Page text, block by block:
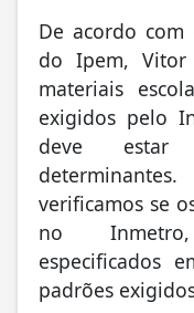
De acordo
do Ipem, Vitor
materiais
exigidos pelo
deve estar
verificamos se
no
especificados
padrões